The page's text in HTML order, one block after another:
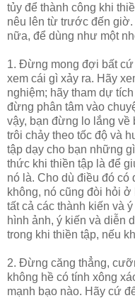
tủy để thành công khi
nêu lên từ trước đến
nữa, để dùng như một
1. Đừng mong đợi bất
xem cái gì xảy ra. Hãy
nghiệm; hãy tham dự
đừng phân tâm vào
vậy, bạn đừng lo lắng về
trôi chảy theo tốc độ và
tập dạy cho bạn những
thức khi thiền tập là để
nó là. Cho dù điều đó
không, nó cũng đòi hỏi
tất cả các thành kiến và
hình ảnh, ý kiến và diễn
trong khi thiền tập, nếu
2. Đừng căng thẳng,
không hề có tính xông
mạnh bạo nào. Hãy cứ